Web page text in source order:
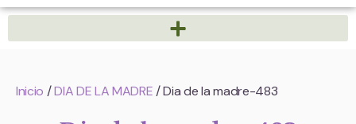
Inicio /DIA DE LA MADRE / Dia de la madre-483